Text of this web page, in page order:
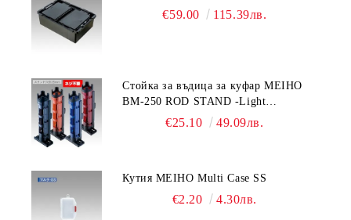
€59.00 115.39лв.
Стойка за въдица за куфар MEIHO
BM-250 ROD STAND -Light
Blue/Black color
€25.10 49.09лв.
Кутия MEIHO Multi Case SS
€2.20 4.30лв.